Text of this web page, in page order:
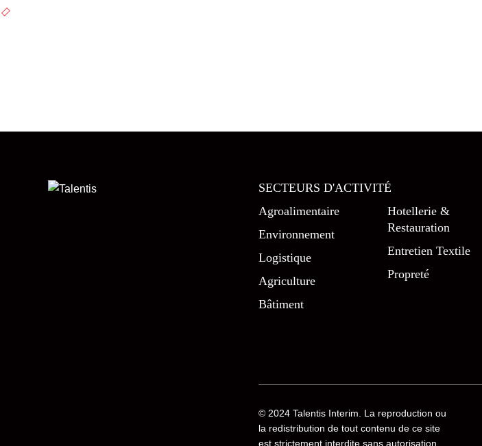
по
SECTEURS D'ACTIVITÉ
Agroalimentaire
Environnement
Logistique
Agriculture
Bâtiment
Hotellerie &
Restauration
Entretien Textile
Propreté
© 2024 Talentis Interim . La reproduction ou
la redistribution de tout contenu de ce site
est strictement interdite sans autorisation